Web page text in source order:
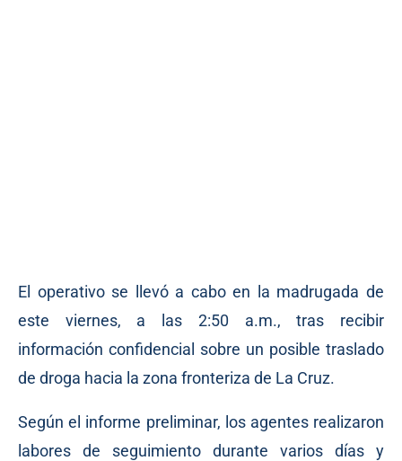
El operativo se llevó a cabo en la madrugada de
este viernes, a las 2:50 a.m., tras recibir
información confidencial sobre un posible traslado
de droga hacia la zona fronteriza de La Cruz.
Según el informe preliminar, los agentes realizaron
labores de seguimiento durante varios días y